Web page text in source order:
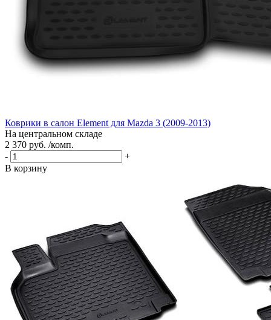
Коврики в салон Element для Mazda 3 (2009-2013)
На центральном складе
2 370 руб. /комп.
-
+
В корзину